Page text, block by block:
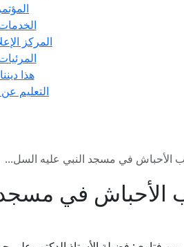
المركز
هذا ديننا
التعليم
في مسجد النبي عليه السل...
في مسجد